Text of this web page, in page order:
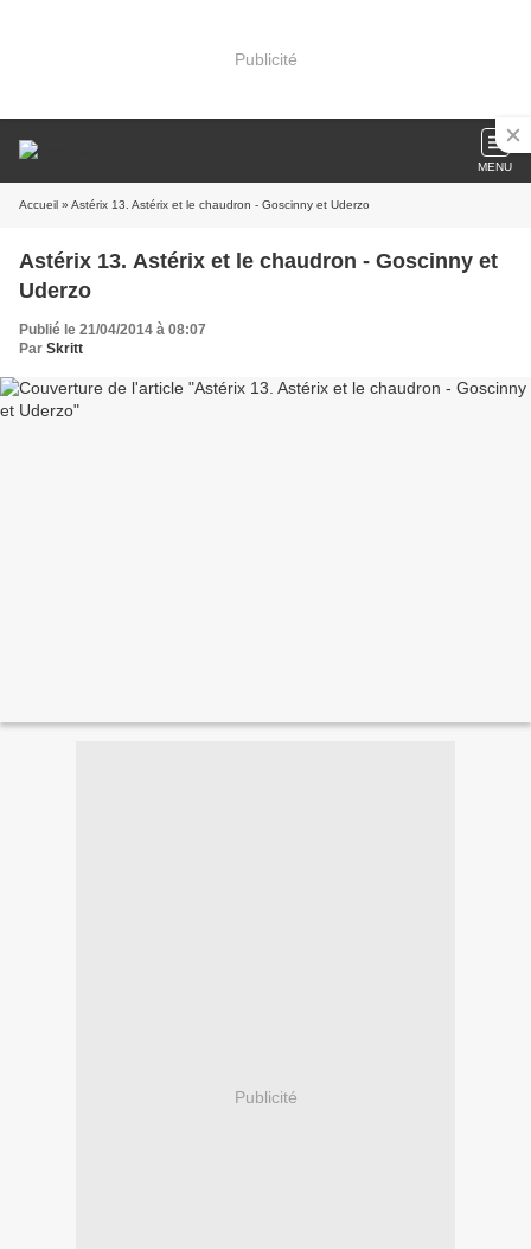
Publicité
MENU
Accueil » Astérix 13. Astérix et le chaudron - Goscinny et Uderzo
Astérix 13. Astérix et le chaudron - Goscinny et
Uderzo
Publié le 21/04/2014 à 08:07
Par Skritt
Publicité